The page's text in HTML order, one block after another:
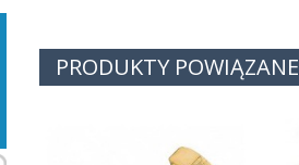
PRODUKTY POWIĄZANE